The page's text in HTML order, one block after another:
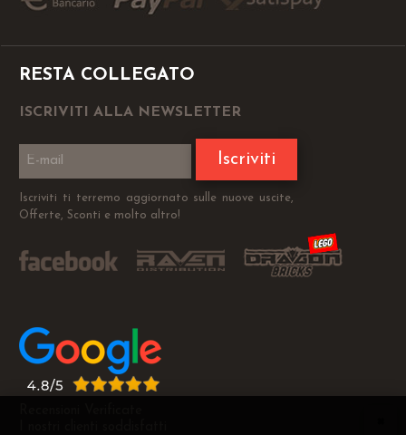
RESTA COLLEGATO
ISCRIVITI ALLA NEWSLETTER
Iscriviti
Iscriviti ti terremo aggiornato sulle nuove uscite,
Offerte, Sconti e molto altro!